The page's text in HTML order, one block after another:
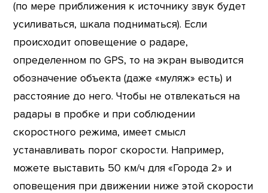
(по мере приближения к источнику звук будет
усиливаться, шкала подниматься). Если
происходит оповещение о радаре,
определенном по GPS, то на экран выводится
обозначение объекта (даже «муляж» есть) и
расстояние до него. Чтобы не отвлекаться на
радары в пробке и при соблюдении
скоростного режима, имеет смысл
устанавливать порог скорости. Например,
можете выставить 50 км/ч для «Города 2» и
оповещения при движении ниже этой скорости